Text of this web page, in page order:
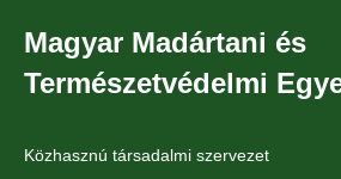
Magyar Madártani és
Természetvédelmi
Közhasznú társadalmi szervezet